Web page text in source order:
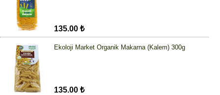
135.00 ₺
Ekoloji Market Organik Makarna (Kalem) 300g
135.00 ₺